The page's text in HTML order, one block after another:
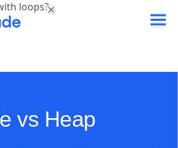
vs Heap
loops?